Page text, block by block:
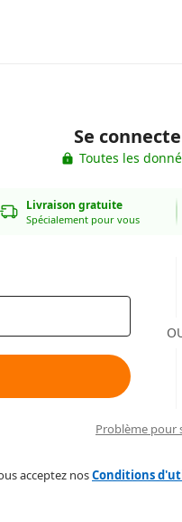
Se
Toutes les
Livraison gratuite
Spécialement pour vous
Problème pour
acceptez nosConditions